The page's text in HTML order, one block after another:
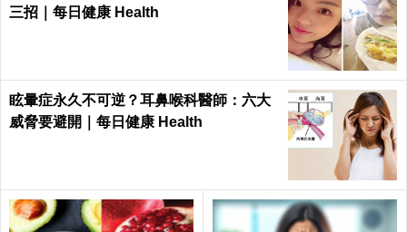
三招｜每日健康 Health
眩暈症永久不可逆？耳鼻喉科醫師：六大
威脅要避開｜每日健康 Health